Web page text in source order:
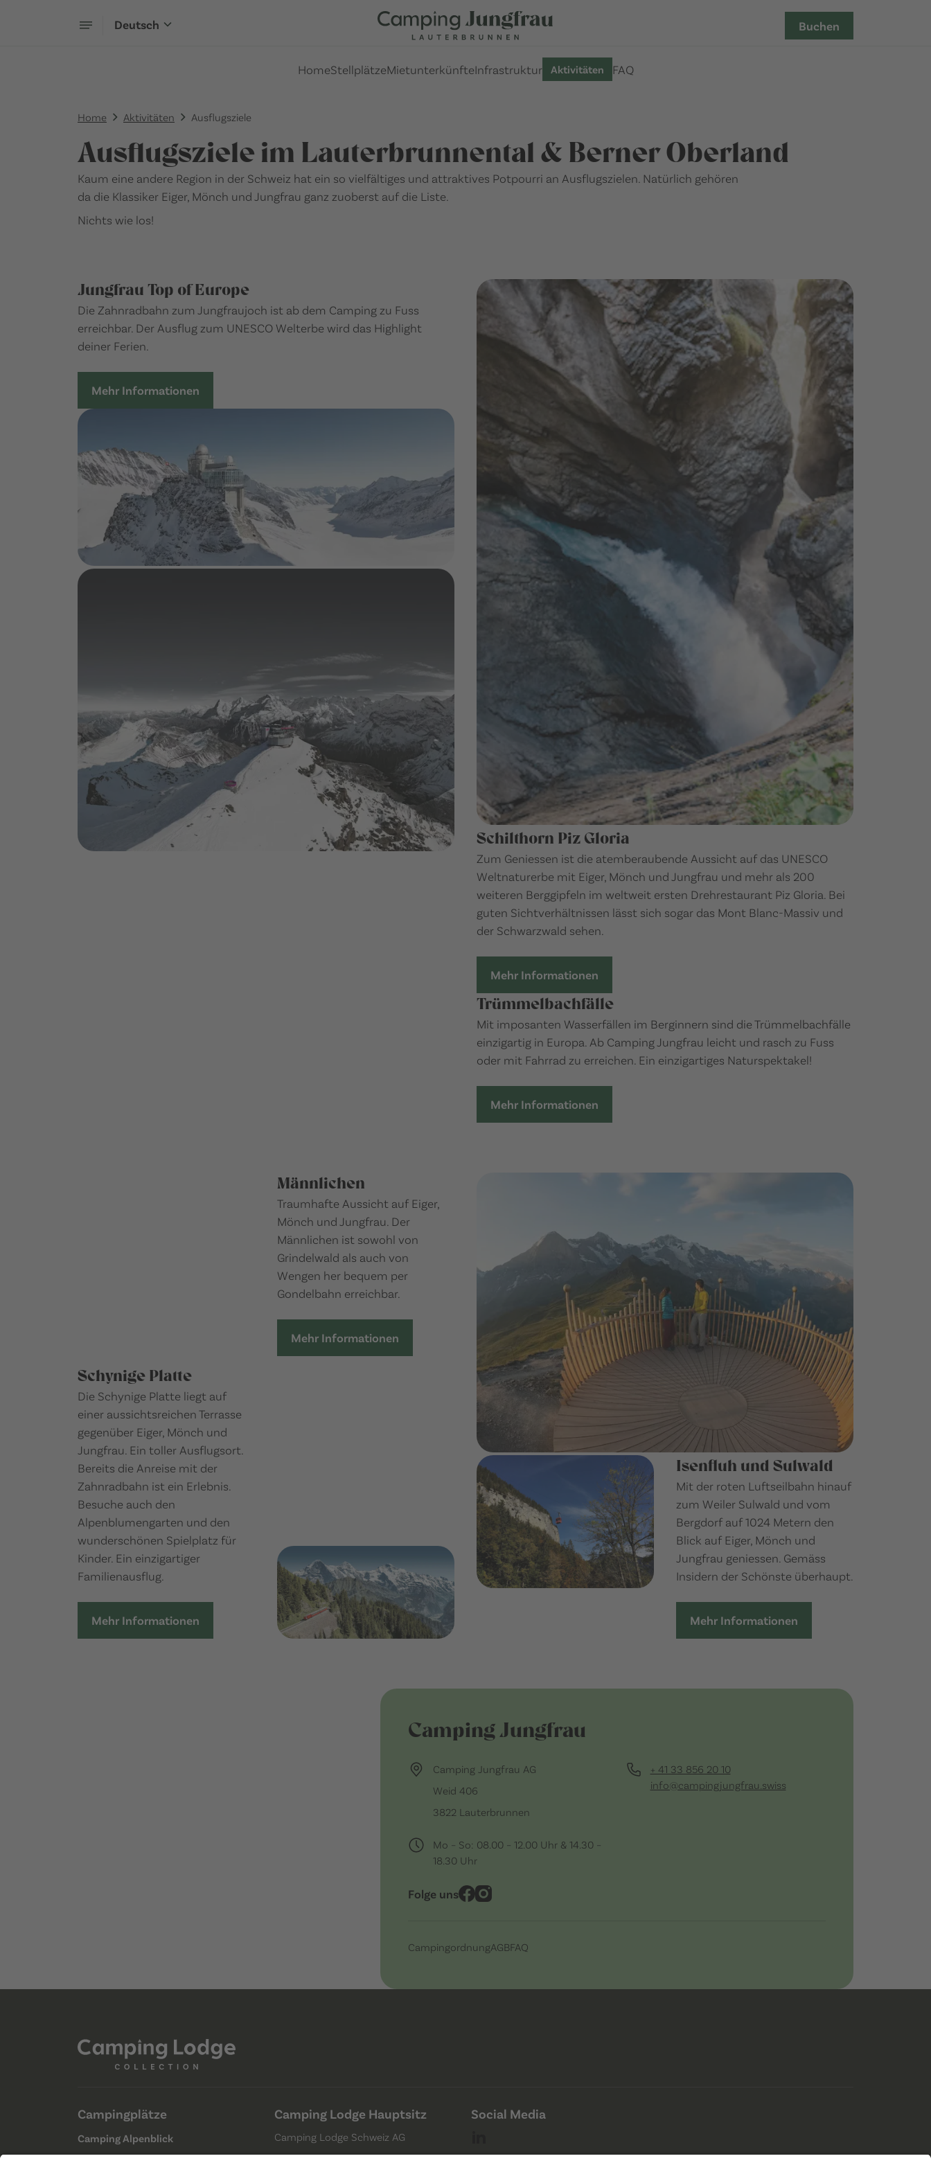
Deutsch Buchen
HomeStellplätzeMietunterkünfteInfrastruktur Aktivitäten FAQ
Home Aktivitäten Ausflugsziele
Ausflugsziele im Lauterbrunnental & Berner Oberland
Kaum eine andere Region in der Schweiz hat ein so vielfältiges und attraktives Potpourri an Ausflugszielen. Natürlich gehören
da die Klassiker Eiger, Mönch und Jungfrau ganz zuoberst auf die Liste.
Nichts wie los!
Jungfrau Top of Europe
Die Zahnradbahn zum Jungfraujoch ist ab dem Camping zu Fuss
erreichbar. Der Ausflug zum UNESCO Welterbe wird das Highlight
deiner Ferien.
Mehr Informationen
Schilthorn Piz Gloria
Zum Geniessen ist die atemberaubende Aussicht auf das UNESCO
Weltnaturerbe mit Eiger, Mönch und Jungfrau und mehr als 200
weiteren Berggipfeln im weltweit ersten Drehrestaurant Piz Gloria. Bei
guten Sichtverhältnissen lässt sich sogar das Mont Blanc-Massiv und
der Schwarzwald sehen.
Mehr Informationen
Trümmelbachfälle
Mit imposanten Wasserfällen im Berginnern sind die Trümmelbachfälle
einzigartig in Europa. Ab Camping Jungfrau leicht und rasch zu Fuss
oder mit Fahrrad zu erreichen. Ein einzigartiges Naturspektakel!
Mehr Informationen
Schynige Platte
Die Schynige Platte liegt auf
einer aussichtsreichen Terrasse
gegenüber Eiger, Mönch und
Jungfrau. Ein toller Ausflugsort.
Bereits die Anreise mit der
Zahnradbahn ist ein Erlebnis.
Besuche auch den
Alpenblumengarten und den
wunderschönen Spielplatz für
Kinder. Ein einzigartiger
Familienausflug.
Mehr Informationen
Männlichen
Traumhafte Aussicht auf Eiger,
Mönch und Jungfrau. Der
Männlichen ist sowohl von
Grindelwald als auch von
Wengen her bequem per
Gondelbahn erreichbar.
Mehr Informationen
Isenfluh und Sulwald
Mit der roten Luftseilbahn hinauf
zum Weiler Sulwald und vom
Bergdorf auf 1024 Metern den
Blick auf Eiger, Mönch und
Jungfrau geniessen. Gemäss
Insidern der Schönste überhaupt.
Mehr Informationen
Camping Jungfrau
Camping Jungfrau AG
Weid 406
3822 Lauterbrunnen
+ 41 33 856 20 10
info@campingjungfrau.swiss
Mo – So: 08.00 – 12.00 Uhr & 14.30 –
18.30 Uhr
Folge uns
CampingordnungAGBFAQ
Campingplätze
Camping Alpenblick
Camping Lodge Hauptsitz
Camping Lodge Schweiz AG
Chollerstrasse 4
Social Media